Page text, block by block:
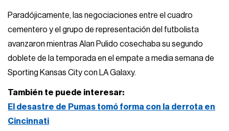
Paradójicamente, las negociaciones entre el cuadro
cementero y el grupo de representación del futbolista
avanzaron mientras Alan Pulido cosechaba su segundo
doblete de la temporada en el empate a media semana de
Sporting Kansas City con LA Galaxy.
También te puede interesar:
El desastre de Pumas tomó forma con la derrota en
Cincinnati